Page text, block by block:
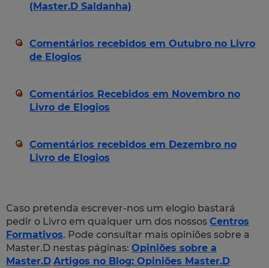
(Master.D Saldanha)
Comentários recebidos em Outubro no Livro
de Elogios
Comentários Recebidos em Novembro no
Livro de Elogios
Comentários recebidos em Dezembro no
Livro de Elogios
Caso pretenda escrever-nos um elogio bastará
pedir o Livro em qualquer um dos nossos Centros
Formativos. Pode consultar mais opiniões sobre a
Master.D nestas páginas: Opiniões sobre a
Master.D Artigos no Blog: Opiniões Master.D